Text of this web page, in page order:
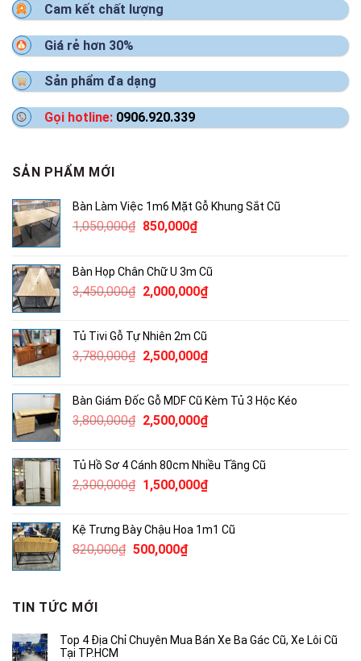
Cam kết chất lượng
Giá rẻ hơn 30%
Sản phẩm đa dạng
Gọi hotline: 0906.920.339
SẢN PHẨM MỚI
Bàn Làm Việc 1m6 Mặt Gỗ Khung Sắt Cũ
1,050,000₫ Giá
1,050,000₫.
850,000₫Giá
là:
850,000₫.
Bàn Họp Chân Chữ U 3m Cũ
3,450,000₫ Giá
3,450,000₫.
2,000,000₫Giá
2,000,000₫.
Tủ Tivi Gỗ Tự Nhiên 2m Cũ
3,780,000₫ Giá
3,780,000₫.
2,500,000₫Giá
là:
2,500,000₫.
Bàn Giám Đốc Gỗ MDF Cũ Kèm Tủ 3 Hộc Kéo
3,800,000₫ Giá
3,800,000₫.
2,500,000₫Giá
là:
2,500,000₫.
Tủ Hồ Sơ 4 Cánh 80cm Nhiều Tầng Cũ
2,300,000₫ Giá
2,300,000₫.
1,500,000₫Giá
là:
Kệ Trưng Bày Chậu Hoa 1m1 Cũ
820,000₫ Giá
500,000₫Giá
TIN TỨC MỚI
Top 4 Địa Chỉ Chuyên Mua Bán Xe Ba Gác Cũ, Xe Lôi Cũ
Tại TP.HCM